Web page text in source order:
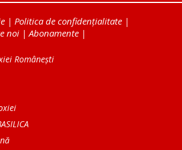
| Politica de confidențialitate |
noi |Abonamente |
Românești